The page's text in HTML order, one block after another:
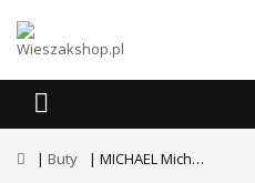
Buty MICHAEL Michael Kors Półbuty Indy 40S5IDFP2L Czarny